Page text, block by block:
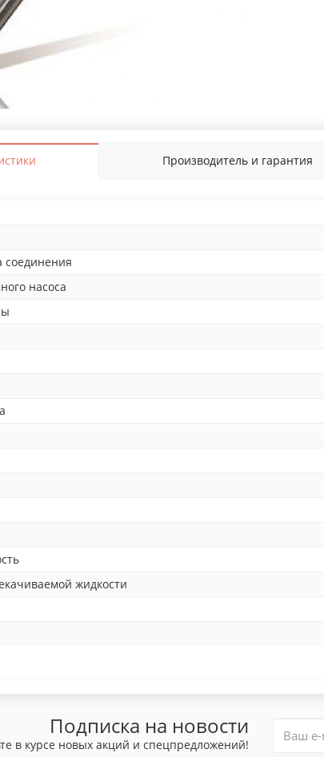
Производитель и гарантия
соединения
насоса
жидкости
Подписка на новости
в курсе новых акций и спецпредложений!